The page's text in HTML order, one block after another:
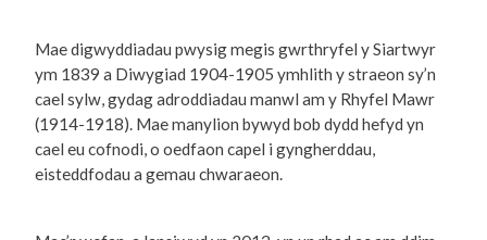
Mae digwyddiadau pwysig megis gwrthryfel y Siartwyr
ym 1839 a Diwygiad 1904-1905 ymhlith y straeon sy’n
cael sylw, gydag adroddiadau manwl am y Rhyfel Mawr
(1914-1918). Mae manylion bywyd bob dydd hefyd yn
cael eu cofnodi, o oedfaon capel i gyngherddau,
eisteddfodau a gemau chwaraeon.